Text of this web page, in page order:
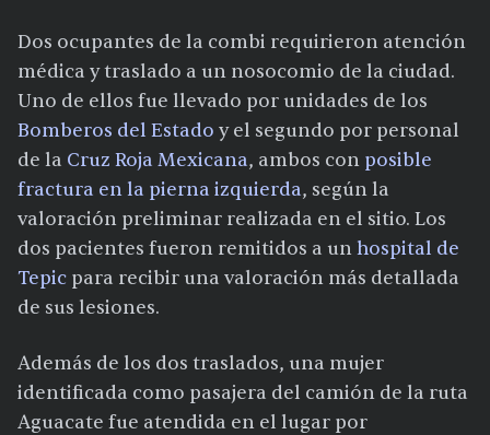
Dos ocupantes de la combi requirieron atención
médica y traslado a un nosocomio de la ciudad.
Uno de ellos fue llevado por unidades de los
Bomberos del Estado y el segundo por personal
de la Cruz Roja Mexicana, ambos con posible
fractura en la pierna izquierda, según la
valoración preliminar realizada en el sitio. Los
dos pacientes fueron remitidos a unhospital de
Tepic para recibir una valoración más detallada
de sus lesiones.
Además de los dos traslados, una mujer
identificada como pasajera del camión de la ruta
Aguacate fue atendida en el lugar por